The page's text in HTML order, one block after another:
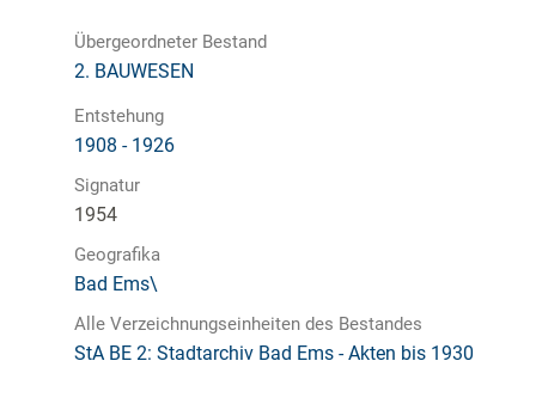
Übergeordneter Bestand
2. BAUWESEN
Entstehung
1908 - 1926
Signatur
1954
Geografika
Bad Ems\
Alle Verzeichnungseinheiten des Bestandes
StA BE 2: Stadtarchiv Bad Ems - Akten bis 1930